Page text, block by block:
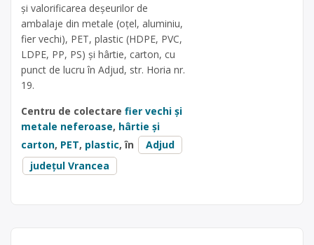
și valorificarea deșeurilor de
ambalaje din metale (oțel, aluminiu,
fier vechi), PET, plastic (HDPE, PVC,
LDPE, PP, PS) și hârtie, carton, cu
punct de lucru în Adjud, str. Horia nr.
19.
Centru de colectare fier vechi și
metale neferoase, hârtie și
carton, PET, plastic, în
Adjud
județul Vrancea